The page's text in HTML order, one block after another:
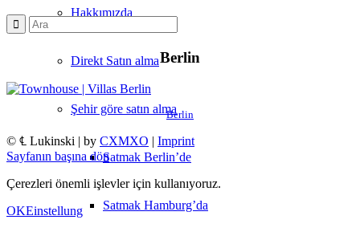
Hakkımızda
Direkt Satın alma
Şehir göre satın alma
Satmak Berlin’de
Satmak Hamburg’da
Berlin
Berlin
© ℄ Lukinski | by CXMXO | Imprint
Sayfanın başına dön
Çerezleri önemli işlevler için kullanıyoruz.
OKEinstellung